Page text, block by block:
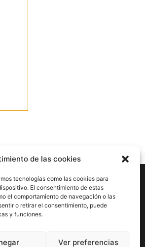
de las cookies
tecnologías como las cookies para
El consentimiento de estas
el comportamiento de navegación o las
o retirar el consentimiento, puede
y funciones.
Ver preferencias